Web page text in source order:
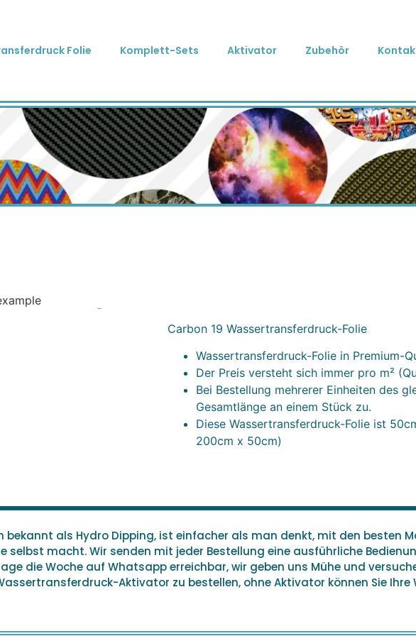
Folie Komplett-Sets Aktivator Zubehör
Carbon 19 Wassertransferdruck-Folie
Wassertransferdruck-Folie in Premium-
Der Preis versteht sich immer pro m²
Bei Bestellung mehrerer Einheiten des
Gesamtlänge an einem Stück zu.
Diese Wassertransferdruck-Folie ist
200cm x 50cm)
bekannt als Hydro Dipping, ist einfacher als man denkt, mit den besten
selbst macht. Wir senden mit jeder Bestellung eine ausführliche
die Woche auf Whatsapp erreichbar, wir geben uns Mühe und
Aktivator zu bestellen, ohne Aktivator können Sie